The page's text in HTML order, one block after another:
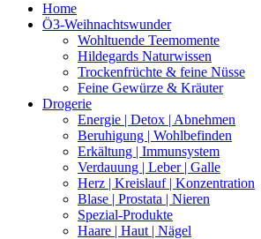
Home
Ö3-Weihnachtswunder
Wohltuende Teemomente
Hildegards Naturwissen
Trockenfrüchte & feine Nüsse
Feine Gewürze & Kräuter
Drogerie
Energie | Detox | Abnehmen
Beruhigung | Wohlbefinden
Erkältung | Immunsystem
Verdauung | Leber | Galle
Herz | Kreislauf | Konzentration
Blase | Prostata | Nieren
Spezial-Produkte
Haare | Haut | Nägel